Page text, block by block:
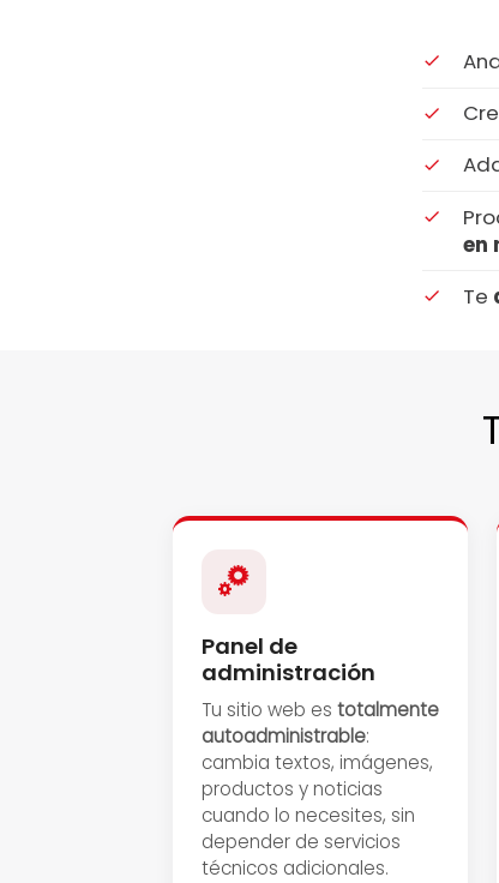
en
Te
Panel de
administración
Tu sitio web es totalmente
autoadministrable:
cambia textos, imágenes,
productos y noticias
cuando lo necesites, sin
depender de servicios
técnicos adicionales.